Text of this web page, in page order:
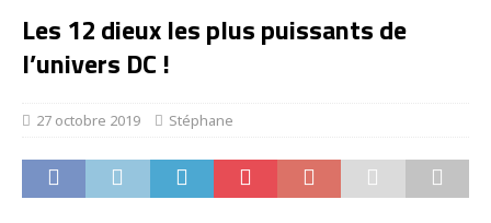
Les 12 dieux les plus puissants de
l’univers DC !
27 octobre 2019 Stéphane